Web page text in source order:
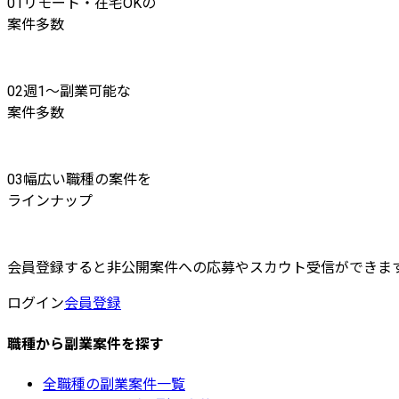
01
リモート・在宅OKの
案件多数
02週1〜副業可能な
案件多数
03幅広い職種の案件を
ラインナップ
会員登録すると非公開案件への応募やスカウト受信ができま
ログイン会員登録
職種から副業案件を探す
全職種の副業案件一覧